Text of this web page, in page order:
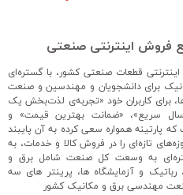
فروش اینترنتی صنعتی
قطعات صنعتی کشور، با گستره‌ای
برای دانشجویان و مهندسین و صنعت
ها، برای کاربران خود «تجربه‌ی لذت‌بخش یک
سریع»، «ضمانت بهترین قیمت» و
همواره سعی کرده به آن پایبند
تازه‌ای را در فروش کالا و خدمات، به
به وسعت کل صنعت شامل برق و
و آزمایشگاه ها، پرینتر های سه
مهندسی برق و مکانیک کشور